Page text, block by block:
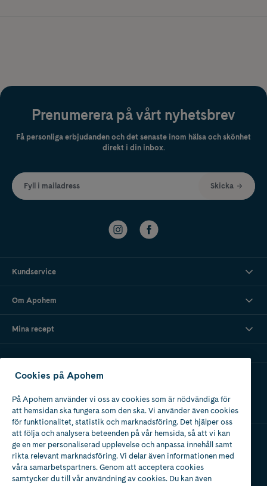
Prenumerera på vårt nyhetsbrev
Få personliga erbjudanden och det senaste inom hälsa och skönhet
direkt i din inbox.
Fyll i mailadress Skicka
Kundservice
Om Apohem
Mina recept
Ladda ner vår app
Apotek med tillstånd
av Läkemedelsverket
Cookies på Apohem
På Apohem använder vi oss av cookies som är nödvändiga för
att hemsidan ska fungera som den ska. Vi använder även cookies
för funktionalitet, statistik och marknadsföring. Det hjälper oss
att följa och analysera beteenden på vår hemsida, så att vi kan
ge en mer personaliserad upplevelse och anpassa innehåll samt
rikta relevant marknadsföring. Vi delar även informationen med
våra samarbetspartners. Genom att acceptera cookies
samtycker du till vår användning av cookies. Du kan även